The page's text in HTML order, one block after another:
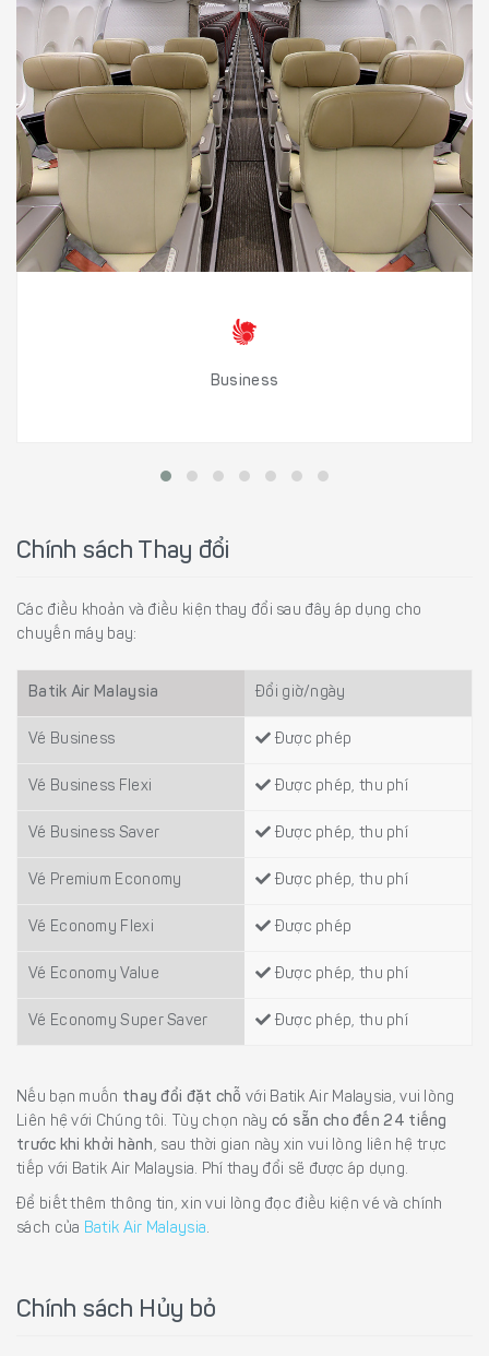
Business
Chính sách Thay đổi
Các điều khoản và điều kiện thay đổi sau đây áp dụng cho
chuyến máy bay:
Batik Air Malaysia Đổi giờ/ngày
Vé Business Được phép
Vé Business Flexi Được phép, thu phí
Vé Business Saver Được phép, thu phí
Vé Premium Economy Được phép, thu phí
Vé Economy Flexi Được phép
Vé Economy Value Được phép, thu phí
Vé Economy Super Saver Được phép, thu phí
Nếu bạn muốn thay đổi đặt chỗ với Batik Air Malaysia, vui lòng
Liên hệ với Chúng tôi. Tùy chọn này có sẵn cho đến 24 tiếng
trước khi khởi hành, sau thời gian này xin vui lòng liên hệ trực
tiếp với Batik Air Malaysia. Phí thay đổi sẽ được áp dụng.
Để biết thêm thông tin, xin vui lòng đọc điều kiện vé và chính
sách của Batik Air Malaysia.
Chính sách Hủy bỏ